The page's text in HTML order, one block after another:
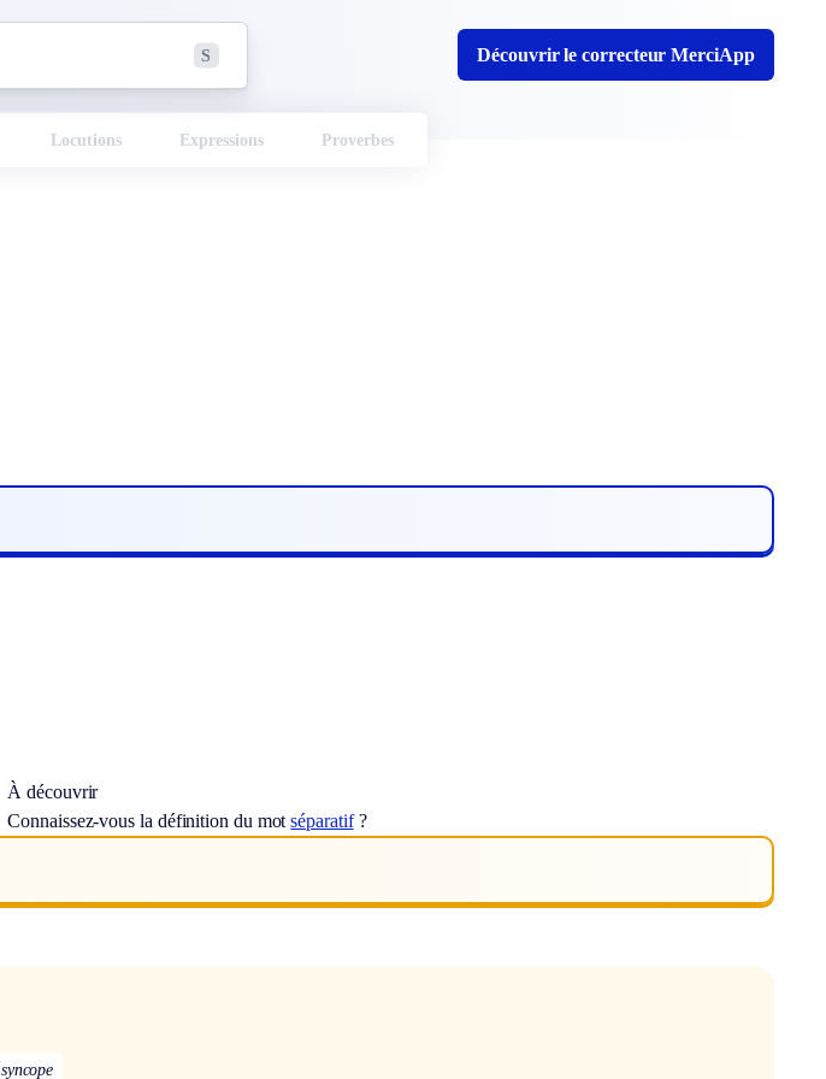
S Découvrir le correcteur MerciApp
Locutions Expressions Proverbes
À découvrir
Connaissez-vous la définition du motséparatif?
syncope